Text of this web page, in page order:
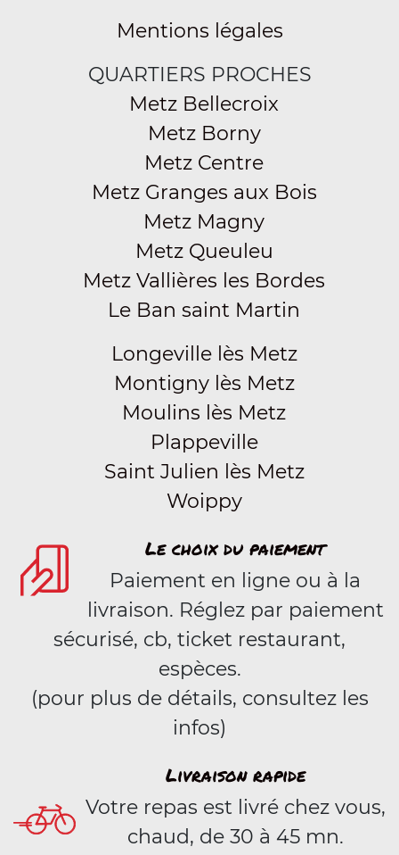
Mentions légales
QUARTIERS PROCHES
Metz Bellecroix
Metz Borny
Metz Centre
Metz Granges aux Bois
Metz Magny
Metz Queuleu
Metz Vallières les Bordes
Le Ban saint Martin
Longeville lès Metz
Montigny lès Metz
Moulins lès Metz
Plappeville
Saint Julien lès Metz
Woippy
Le choix du paiement
Paiement en ligne ou à la
livraison. Réglez par paiement
sécurisé, cb, ticket restaurant,
espèces.
(pour plus de détails, consultez les
infos)
Livraison rapide
Votre repas est livré chez vous,
chaud, de 30 à 45 mn.